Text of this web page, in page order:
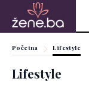
Početna Lifestyle
Lifestyle